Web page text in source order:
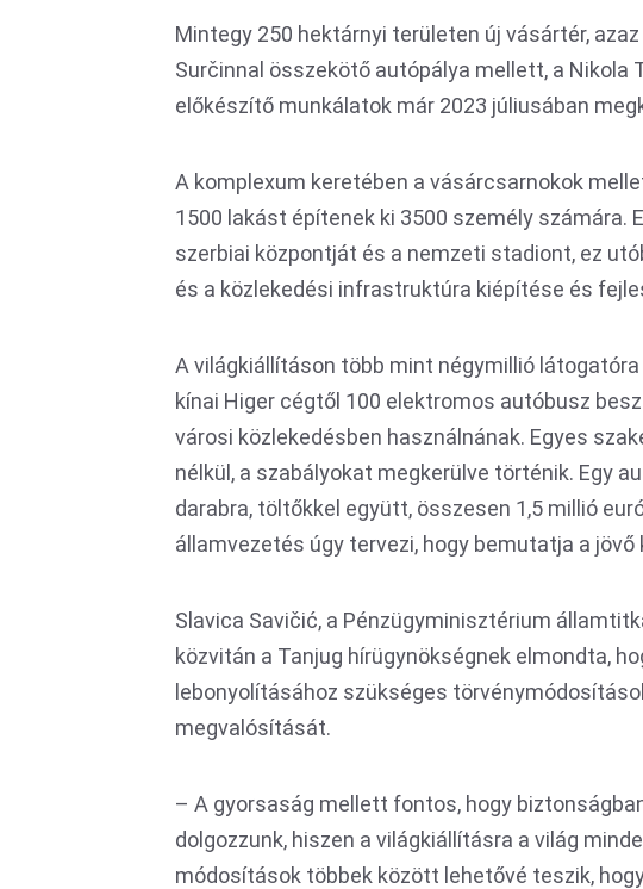
Mintegy 250 hektárnyi területen új vásártér,
Surčinnal összekötő autópálya mellett, a Nikola
előkészítő munkálatok már 2023 júliusában
A komplexum keretében a vásárcsarnokok
1500 lakást építenek ki 3500 személy számára.
szerbiai központját és a nemzeti stadiont, ez
és a közlekedési infrastruktúra kiépítése és
A világkiállításon több mint négymillió
kínai Higer cégtől 100 elektromos autóbusz
városi közlekedésben használnának. Egyes
nélkül, a szabályokat megkerülve történik. Egy
darabra, töltőkkel együtt, összesen 1,5 millió
államvezetés úgy tervezi, hogy bemutatja a
Slavica Savičić, a Pénzügyminisztérium
közvitán a Tanjug hírügynökségnek elmondta,
lebonyolításához szükséges
megvalósítását.
– A gyorsaság mellett fontos, hogy
dolgozzunk, hiszen a világkiállításra a világ
módosítások többek között lehetővé teszik,